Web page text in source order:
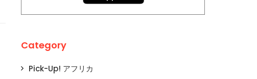
Category
Pick-Up! アフリカ